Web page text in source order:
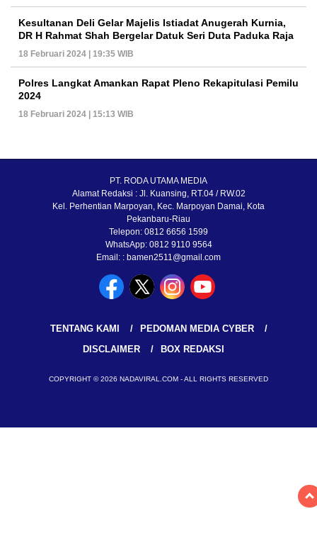
Kesultanan Deli Gelar Majelis Istiadat Anugerah Kurnia,
DR H Rahmat Shah Bergelar Datuk Seri Duta Paduka Raja
18 Februari 2024 | 19:35 WIB
Polres Langkat Amankan Rapat Pleno Rekapitulasi Pemilu
2024
18 Februari 2024 | 15:13 WIB
PT. RODA UTAMA MEDIA
Alamat Redaksi : Jl. Kuansing, RT.04 / RW.02
Kel. Perhentian Marpoyan, Kec. Marpoyan Damai, Kota
Pekanbaru-Riau
Telepon: 0812 6656 1599
WhatsApp: 0812 9110 9564
Email: : bamen2511@gmail.com
TENTANG KAMI
PEDOMAN MEDIA CYBER
DISCLAIMER
BOX REDAKSI
COPYRIGHT © 2026 NADAVIRAL.COM - ALL RIGHTS RESERVED